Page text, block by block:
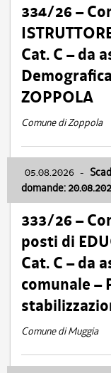
334/26 –
Cat. C – da
ZOPPOLA
Comune di Zoppola
05.08.2026 -
domande:
333/26 –
posti di
Cat. C – da
comunale –
Comune di Muggia